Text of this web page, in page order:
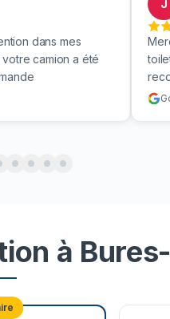
dans mes
camion a été
J
à